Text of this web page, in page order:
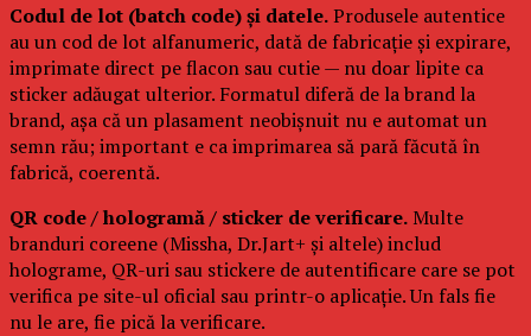
Codul de lot (batch code) și datele.Produsele autentice
au un cod de lot alfanumeric, dată de fabricație și expirare,
imprimate direct pe flacon sau cutie — nu doar lipite ca
sticker adăugat ulterior. Formatul diferă de la brand la
brand, așa că un plasament neobișnuit nu e automat un
semn rău; important e ca imprimarea să pară făcută în
fabrică, coerentă.
QR code / hologramă / sticker de verificare.Multe
branduri coreene (Missha, Dr.Jart+ și altele) includ
holograme, QR-uri sau stickere de autentificare care se pot
verifica pe site-ul oficial sau printr-o aplicație. Un fals fie
nu le are, fie pică la verificare.